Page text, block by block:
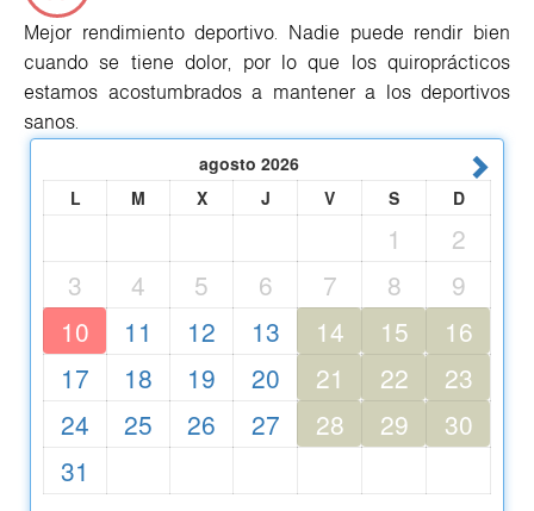
Mejor rendimiento deportivo. Nadie puede rendir bien
cuando se tiene dolor, por lo que los quiroprácticos
estamos acostumbrados a mantener a los deportivos
sanos.
agosto 2026
L
M X J V S D
1
2
3
4 5 6 7 8
9
10
11 12 13 14 15
16
17
18 19 20 21 22
23
24
25 26 27 28 29
30
31